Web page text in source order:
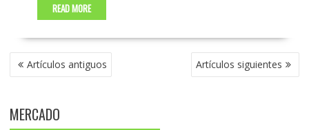
READ MORE
NAVEGACIÓN
DE Artículos antiguos Artículos siguientes
MERCADO